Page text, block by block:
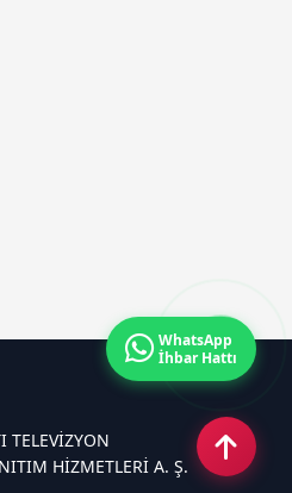
TELEVİZYON
HİZMETLERİ A. Ş.
WhatsApp
İhbar Hattı